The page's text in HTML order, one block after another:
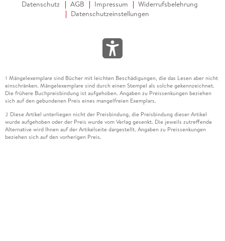
Datenschutz AGB Impressum
Widerrufsbelehrung
Datenschutzeinstellungen
1 Mängelexemplare sind Bücher mit leichten Beschädigungen, die das Lesen aber nicht
einschränken. Mängelexemplare sind durch einen Stempel als solche gekennzeichnet.
Die frühere Buchpreisbindung ist aufgehoben. Angaben zu Preissenkungen beziehen
sich auf den gebundenen Preis eines mangelfreien Exemplars.
2 Diese Artikel unterliegen nicht der Preisbindung, die Preisbindung dieser Artikel
wurde aufgehoben oder der Preis wurde vom Verlag gesenkt. Die jeweils zutreffende
Alternative wird Ihnen auf der Artikelseite dargestellt. Angaben zu Preissenkungen
beziehen sich auf den vorherigen Preis.